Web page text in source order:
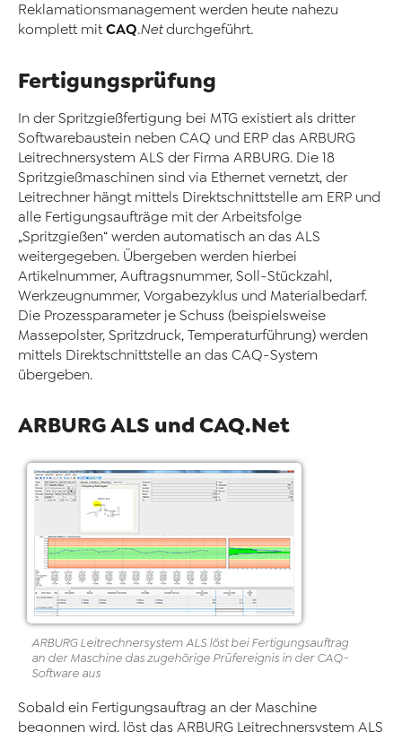
Reklamationsmanagement werden heute nahezu
komplett mitCAQ.Netdurchgeführt.
Fertigungsprüfung
In der Spritzgießfertigung bei MTG existiert als dritter
Softwarebaustein neben CAQ und ERP das ARBURG
Leitrechnersystem ALS der Firma ARBURG. Die 18
Spritzgießmaschinen sind via Ethernet vernetzt, der
Leitrechner hängt mittels Direktschnittstelle am ERP und
alle Fertigungsaufträge mit der Arbeitsfolge
„Spritzgießen“ werden automatisch an das ALS
weitergegeben. Übergeben werden hierbei
Artikelnummer, Auftragsnummer, Soll-Stückzahl,
Werkzeugnummer, Vorgabezyklus und Materialbedarf.
Die Prozessparameter je Schuss (beispielsweise
Massepolster, Spritzdruck, Temperaturführung) werden
mittels Direktschnittstelle an das CAQ-System
übergeben.
ARBURG ALS und CAQ.Net
ARBURG Leitrechnersystem ALS löst bei Fertigungsauftrag
an der Maschine das zugehörige Prüfereignis in der CAQ-
Software aus
Sobald ein Fertigungsauftrag an der Maschine
begonnen wird, löst das ARBURG Leitrechnersystem ALS